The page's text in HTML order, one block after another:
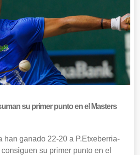
su primer punto en el Masters
han ganado 22-20 a P.Etxeberria-
su primer punto en el